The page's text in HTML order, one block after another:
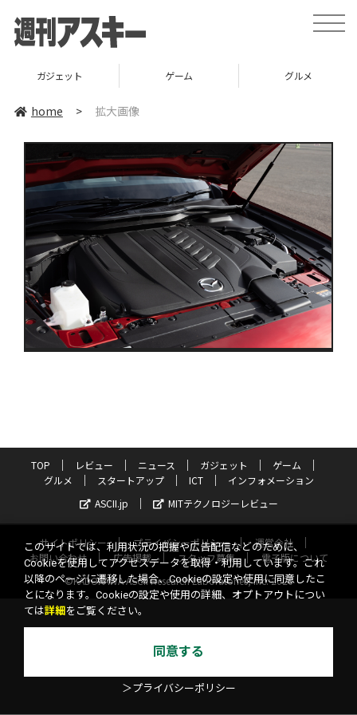
toggle
ガジェット ゲーム グルメ
home > 拡大画像
TOP レビュー ニュース ガジェット
ゲーム
グルメ
スタートアップ ICT
インフォメーション
ASCII.jp
MITテクノロジーレビュー
サイトポリシー プライバシーポリシー
運営会社
お問い合わせ
広告掲載 スタッフ募集
電子版について
©KADOKAWA ASCII Research Laboratories, Inc. 2026
このサイトでは、利用状況の把握や広告配信などのために、
Cookieを使用してアクセスデータを取得・利用しています。これ
以降のページに遷移した場合、Cookieの設定や使用に同意したこ
とになります。Cookieの設定や使用の詳細、オプトアウトについ
ては詳細 をご覧ください。
同意する
＞プライバシーポリシー